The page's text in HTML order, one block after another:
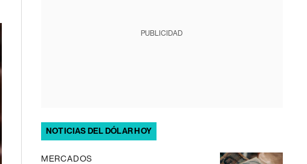
PUBLICIDAD
NOTICIAS DEL DÓLAR HOY
MERCADOS